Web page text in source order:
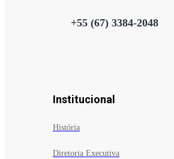
+55 (67) 3384-2048
Institucional
História
Diretoria Executiva